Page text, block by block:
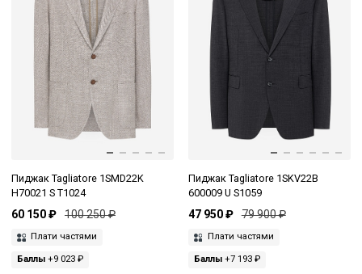
Пиджак Tagliatore 1SMD22K
H70021 S T1024
60 150 ₽ 100 250 ₽
Плати частями
Баллы +9 023 ₽
Пиджак Tagliatore 1SKV22B
600009 U S1059
47 950 ₽ 79 900 ₽
Плати частями
Баллы+7 193 ₽